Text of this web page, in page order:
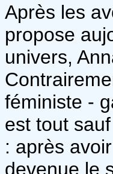
Après les
propose
univers,
féministe -
est tout
: après
devenue le